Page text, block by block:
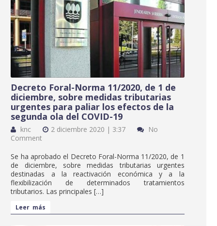
Decreto Foral-Norma 11/2020, de 1 de
diciembre, sobre medidas tributarias
urgentes para paliar los efectos de la
segunda ola del COVID-19
knc 2 diciembre 2020 | 3:37
No
Comment
Se ha aprobado el Decreto Foral-Norma 11/2020, de 1
de diciembre, sobre medidas tributarias urgentes
destinadas a la reactivación económica y a la
flexibilización de determinados tratamientos
tributarios. Las principales […]
Leer más